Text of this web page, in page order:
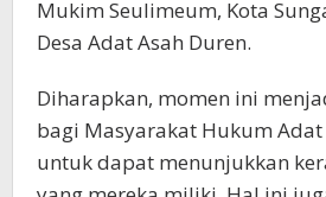
Mukim Seulimeum, Kota
Desa Adat Asah Duren.
Diharapkan, momen ini
bagi Masyarakat Hukum
untuk dapat menunjukkan